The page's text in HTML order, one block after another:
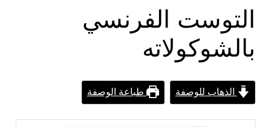
التوست الفرنسي
بالشوكولاته
الذهاب للوصفة طباعة الوصفة